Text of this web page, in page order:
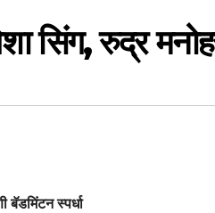
सिंग, रुद्र
बॅडमिंटन स्पर्धा